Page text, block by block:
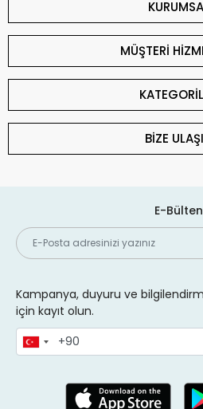
MÜŞTERİ
BİZE
E-Bülten
Kampanya, duyuru ve
için kayıt olun.